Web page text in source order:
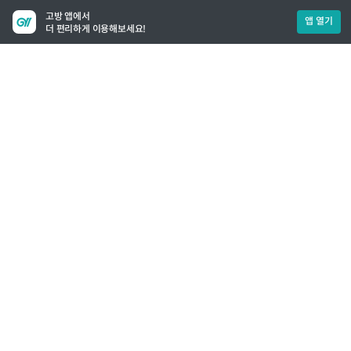
고방 앱에서
더 편리하게 이용해보세요!
앱 열기